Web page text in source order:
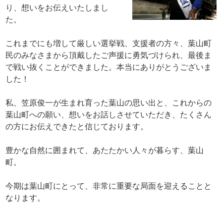
り、想いをお伝えいたしまし
た。
これまでにも増して厳しい選挙戦、支援者の方々、葉山町
民のみなさまから頂戴したご声援に勇気づけられ、最後ま
で戦い抜くことができました。本当にありがとうございま
した！
私、笠原俊一が生まれ育った葉山の思い出と、これからの
葉山町への願い、想いをお話しさせていただき、たくさん
の方にお伝えできたと信じております。
豊かな自然に囲まれて、あたたかい人々が暮らす、葉山
町。
今期は葉山町にとって、非常に重要な局面を迎えることと
なります。